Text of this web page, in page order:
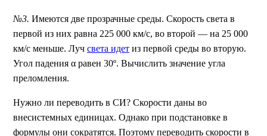
№3. Имеются две прозрачные среды. Скорость света в
первой из них равна 225 000 км/с, во второй — на 25 000
км/с меньше. Луч света идет из первой среды во вторую.
Угол падения α равен 30º. Вычислить значение угла
преломления.
Нужно ли переводить в СИ? Скорости даны во
внесистемных единицах. Однако при подстановке в
формулы они сократятся. Поэтому переводить скорости в